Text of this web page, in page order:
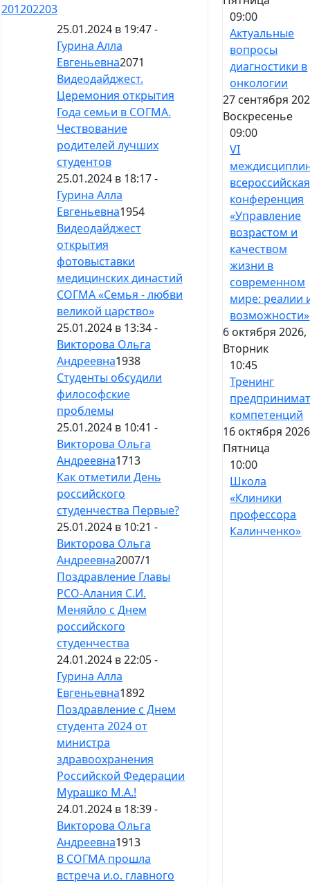
201202203
25.01.2024 в 19:47 -
Гурина Алла
Евгеньевна2071
Видеодайджест.
Церемония открытия
Года семьи в СОГМА.
Чествование
родителей лучших
студентов
25.01.2024 в 18:17 -
Гурина Алла
Евгеньевна1954
Видеодайджест
открытия
фотовыставки
медицинских династий
СОГМА «Семья - любви
великой царство»
25.01.2024 в 13:34 -
Викторова Ольга
Андреевна1938
Студенты обсудили
философские
проблемы
25.01.2024 в 10:41 -
Викторова Ольга
Андреевна1713
Как отметили День
российского
студенчества Первые?
25.01.2024 в 10:21 -
Викторова Ольга
Андреевна2007/1
Поздравление Главы
РСО-Алания С.И.
Меняйло с Днем
российского
студенчества
24.01.2024 в 22:05 -
Гурина Алла
Евгеньевна1892
Поздравление с Днем
студента 2024 от
министра
здравоохранения
Российской Федерации
Мурашко М.А.!
24.01.2024 в 18:39 -
Викторова Ольга
Андреевна1913
В СОГМА прошла
встреча и.о. главного
09:00
Актуальные
вопросы
диагностики в
онкологии
27 сентября
Воскресенье
09:00
VI
всероссийская
конференция
«Управление
возрастом и
качеством
жизни в
современном
мире: реалии
возможности»
6 октября 2026,
Вторник
10:45
Тренинг
компетенций
16 октября
Пятница
10:00
Школа
«Клиники
профессора
Калинченко»